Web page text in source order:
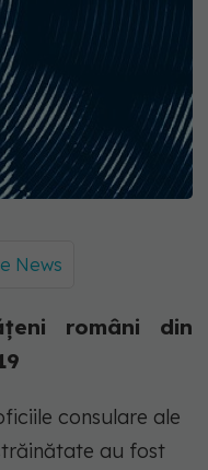
News
români din
consulare ale
au fost